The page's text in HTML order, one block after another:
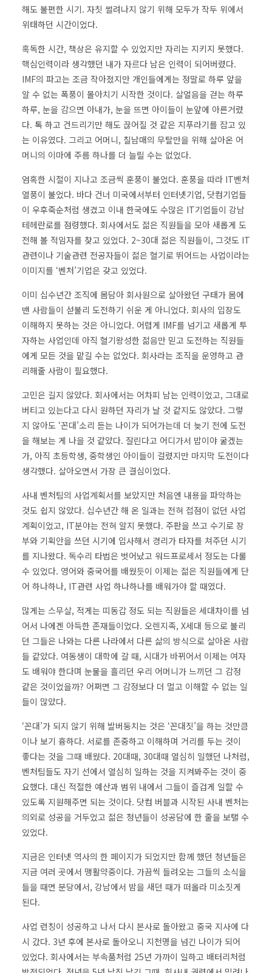
해도 불편한 시기. 자칫 썰려나지 않기 위해 모두가 작두 위에서
위태하던 시간이었다.
혹독한 시간, 책상은 유지할 수 있었지만 자리는 지키지 못했다.
핵심인력이라 생각했던 내가 자르다 남은 인력이 되어버렸다.
IMF의 파고는 조금 작아졌지만 개인들에게는 정말로 하루 앞을
알 수 없는 폭풍이 몰아치기 시작한 것이다. 살얼음을 걷는 하루
하루, 눈을 감으면 아내가, 눈을 뜨면 아이들이 눈앞에 아른거렸
다. 톡 하고 건드리기만 해도 끊어질 것 같은 지푸라기를 잡고 있
는 이유였다. 그리고 어머니, 칠남매의 무탈만을 위해 살아온 어
머니의 이마에 주름 하나를 더 늘릴 수는 없었다.
엄혹한 시절이 지나고 조금씩 훈풍이 불었다. 훈풍을 따라 IT벤처
열풍이 불었다. 바다 건너 미국에서부터 인터넷기업, 닷컴기업들
이 우후죽순처럼 생겼고 이내 한국에도 수많은 IT기업들이 강남
테헤란로를 점령했다. 회사에서도 젊은 직원들을 모아 새롭게 도
전해 볼 적임자를 찾고 있었다. 2~30대 젊은 직원들이, 그것도 IT
관련이나 기술관련 전공자들이 젊은 혈기로 뛰어드는 사업이라는
이미지를 ‘벤처’기업은 갖고 있었다.
이미 십수년간 조직에 몸담아 회사원으로 살아왔던 구태가 몸에
밴 사람들이 섣불리 도전하기 쉬운 게 아니었다. 회사의 입장도
이해하지 못하는 것은 아니었다. 어렵게 IMF를 넘기고 새롭게 투
자하는 사업인데 아직 혈기왕성한 젊음만 믿고 도전하는 직원들
에게 모든 것을 맡길 수는 없었다. 회사라는 조직을 운영하고 관
리해줄 사람이 필요했다.
고민은 길지 않았다. 회사에서는 어차피 남는 인력이었고, 그대로
버티고 있는다고 다시 원하던 자리가 날 것 같지도 않았다. 그렇
지 않아도 ‘꼰대’소리 듣는 나이가 되어가는데 더 늦기 전에 도전
을 해보는 게 나을 것 같았다. 잘린다고 어디가서 밥이야 굶겠는
가, 아직 초등학생, 중학생인 아이들이 걸렸지만 마지막 도전이다
생각했다. 살아오면서 가장 큰 결심이었다.
사내 벤처팀의 사업계획서를 보았지만 처음엔 내용을 파악하는
것도 쉽지 않았다. 십수년간 해 온 일과는 전혀 접점이 없던 사업
계획이었고, IT분야는 전혀 알지 못했다. 주판을 쓰고 수기로 장
부와 기획안을 쓰던 시기에 입사해서 경리가 타자를 쳐주던 시기
를 지나왔다. 독수리 타법은 벗어났고 워드프로세서 정도는 다룰
수 있었다. 영어와 중국어를 배웠듯이 이제는 젊은 직원들에게 단
어 하나하나, IT관련 사업 하나하나를 배워가야 할 때였다.
많게는 스무살, 적게는 띠동갑 정도 되는 직원들은 세대차이를 넘
어서 나에겐 아득한 존재들이었다. 오렌지족, X세대 등으로 불리
던 그들은 나와는 다른 나라에서 다른 삶의 방식으로 살아온 사람
들 같았다. 여동생이 대학에 갈 때, 시대가 바뀌어서 이제는 여자
도 배워야 한다며 눈물을 흘리던 우리 어머니가 느끼던 그 감정
같은 것이었을까? 어쩌면 그 감정보다 더 멀고 이해할 수 없는 일
들이 많았다.
‘꼰대’가 되지 않기 위해 발버둥치는 것은 ‘꼰대짓’을 하는 것만큼
이나 보기 흉하다. 서로를 존중하고 이해하며 거리를 두는 것이
좋다는 것을 그때 배웠다. 20대때, 30대때 열심히 일했던 나처럼,
벤처팀들도 자기 선에서 열심히 일하는 것을 지켜봐주는 것이 중
요했다. 대신 적절한 예산과 범위 내에서 그들이 즐겁게 일할 수
있도록 지원해주면 되는 것이다. 닷컴 버블과 시작된 사내 벤처는
의외로 성공을 거두었고 젊은 청년들이 성공담에 한 줄을 보탤 수
있었다.
지금은 인터넷 역사의 한 페이지가 되었지만 함께 했던 청년들은
지금 여러 곳에서 맹활약중이다. 가끔씩 들려오는 그들의 소식을
들을 때면 분당에서, 강남에서 밤을 새던 때가 떠올라 미소짓게
된다.
사업 런칭이 성공하고 나서 다시 본사로 돌아왔고 중국 지사에 다
시 갔다. 3년 후에 본사로 돌아오니 지천명을 넘긴 나이가 되어
있었다. 회사에서는 부속품처럼 25년 가까이 일하고 배터리처럼